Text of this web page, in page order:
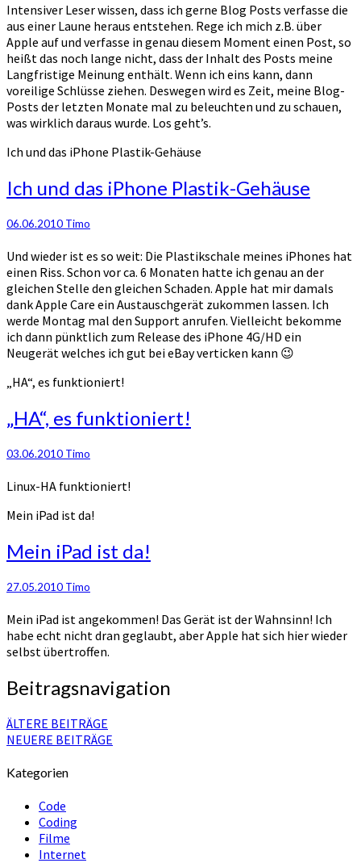
Intensiver Leser wissen, dass ich gerne Blog Posts verfasse die
aus einer Laune heraus entstehen. Rege ich mich z.B. über
Apple auf und verfasse in genau diesem Moment einen Post, so
heißt das noch lange nicht, dass der Inhalt des Posts meine
Langfristige Meinung enthält. Wenn ich eins kann, dann
voreilige Schlüsse ziehen. Deswegen wird es Zeit, meine Blog-
Posts der letzten Monate mal zu beleuchten und zu schauen,
was wirklich daraus wurde. Los geht’s.
Ich und das iPhone Plastik-Gehäuse
Ich und das iPhone Plastik-Gehäuse
06.06.2010 Timo
Und wieder ist es so weit: Die Plastikschale meines iPhones hat
einen Riss. Schon vor ca. 6 Monaten hatte ich genau an der
gleichen Stelle den gleichen Schaden. Apple hat mir damals
dank Apple Care ein Austauschgerät zukommen lassen. Ich
werde Montag mal den Support anrufen. Vielleicht bekomme
ich dann pünktlich zum Release des iPhone 4G/HD ein
Neugerät welches ich gut bei eBay verticken kann 😉
„HA“, es funktioniert!
„HA“, es funktioniert!
03.06.2010 Timo
Linux-HA funktioniert!
Mein iPad ist da!
Mein iPad ist da!
27.05.2010 Timo
Mein iPad ist angekommen! Das Gerät ist der Wahnsinn! Ich
habe echt nicht dran geglaubt, aber Apple hat sich hier wieder
selbst übertroffen.
Beitragsnavigation
ÄLTERE BEITRÄGE
NEUERE BEITRÄGE
Kategorien
Code
Coding
Filme
Internet